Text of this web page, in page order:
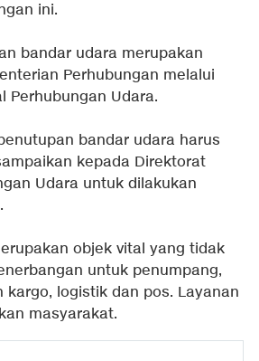
ini.
bandar udara merupakan
Perhubungan melalui
Perhubungan Udara.
bandar udara harus
kepada Direktorat
Udara untuk dilakukan
objek vital yang tidak
untuk penumpang,
logistik dan pos. Layanan
masyarakat.